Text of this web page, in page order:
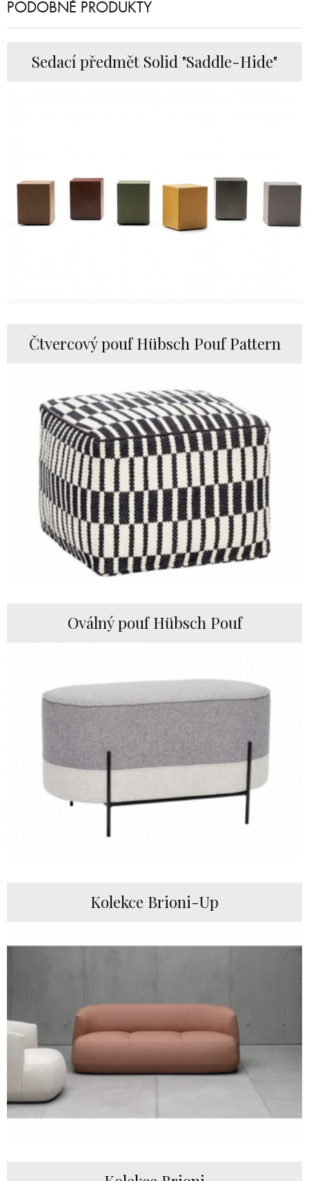
PODOBNÉ PRODUKTY
Sedací předmět Solid "Saddle-Hide"
Čtvercový pouf Hübsch Pouf Pattern
Oválný pouf Hübsch Pouf
Kolekce Brioni-Up